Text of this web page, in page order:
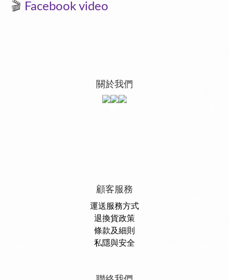
🎬 Facebook video
關於我們
顧客服務
運送服務方式
退換貨政策
條款及細則
私隱與安全